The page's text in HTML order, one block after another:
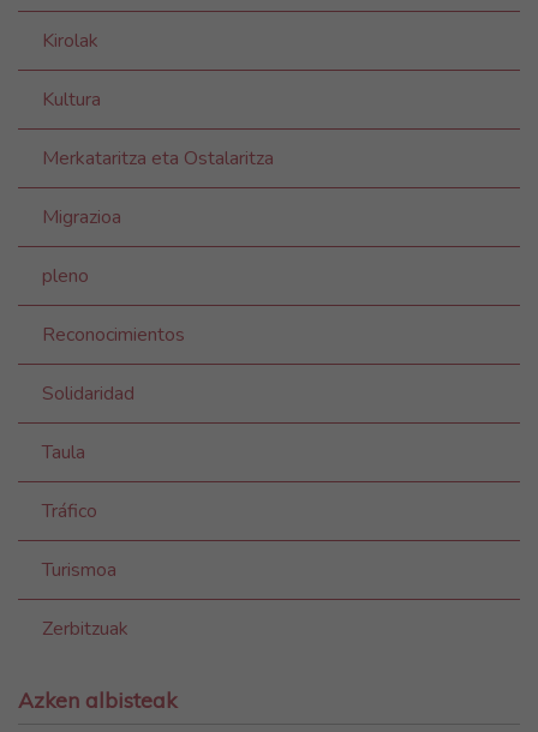
Kirolak
Kultura
Merkataritza eta Ostalaritza
Migrazioa
pleno
Reconocimientos
Solidaridad
Taula
Tráfico
Turismoa
Zerbitzuak
Azken albisteak